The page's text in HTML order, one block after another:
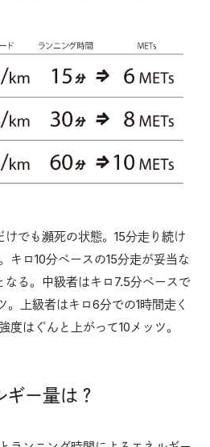
でも瀕死の状態。15分走り続け
キロ10分ペースの15分走が妥当な
なる。中級者はキロ7.5分ペースで
上級者はキロ6分での1時間走く
度はぐんと上がって10メッツ。
ー量は？